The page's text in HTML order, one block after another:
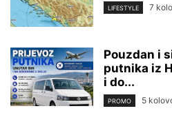
LIFESTYLE 7
Pouzdan i
putnika iz
i do...
PROMO 5